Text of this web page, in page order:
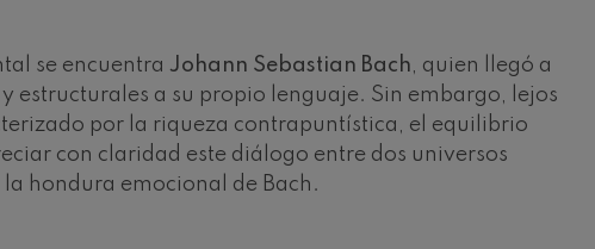
se encuentra Johann Sebastian Bach, quien llegó a
estructurales a su propio lenguaje. Sin embargo, lejos
por la riqueza contrapuntística, el equilibrio
con claridad este diálogo entre dos universos
hondura emocional de Bach.